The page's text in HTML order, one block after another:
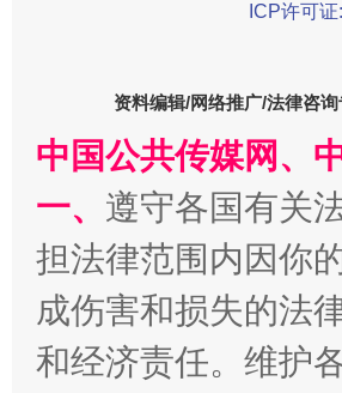
受贿1.44亿！段成刚被判无期
ICP许可
资料编辑/网络推广/法律咨询
中国公共传媒网、
一、 遵守各国有关
担法律范围内因你
成伤害和损失的法
和经济责任。维护